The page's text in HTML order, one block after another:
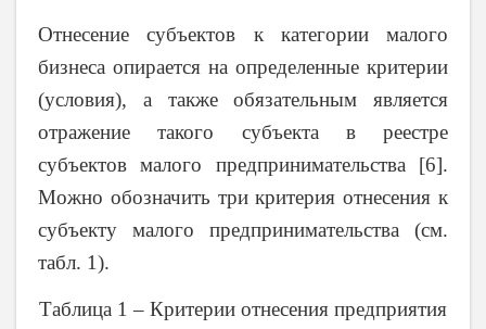
Отнесение субъектов к категории малого
бизнеса опирается на определенные критерии
(условия), а также обязательным является
отражение такого субъекта в реестре
субъектов малого предпринимательства [6].
Можно обозначить три критерия отнесения к
субъекту малого предпринимательства (см.
табл. 1).
Таблица 1 – Критерии отнесения предприятия